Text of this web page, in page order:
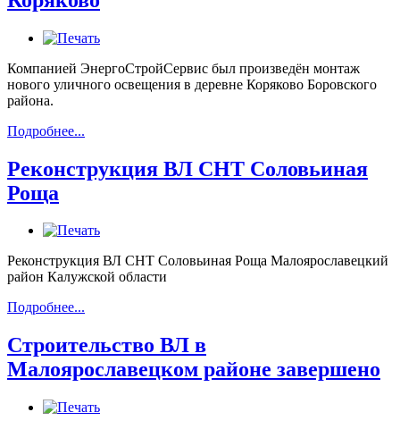
Компанией ЭнергоСтройСервис был произведён монтаж
нового уличного освещения в деревне Коряково Боровского
района.
Подробнее...
Реконструкция ВЛ СНТ Соловьиная
Роща
Реконструкция ВЛ СНТ Соловьиная Роща Малоярославецкий
район Калужской области
Подробнее...
Строительство ВЛ в
Малоярославецком районе завершено